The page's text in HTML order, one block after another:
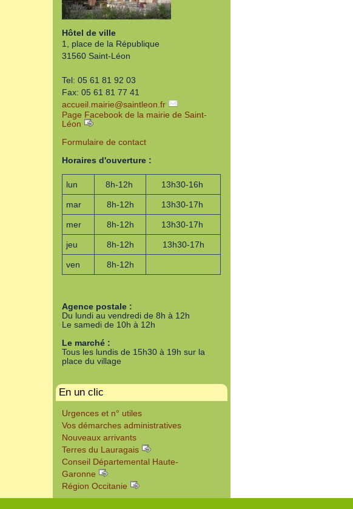
Hôtel de ville
1, place de la République
31560 Saint-Léon
Tel: 05 61 81 92 03
Fax: 05 61 81 77 41
accueil.mairie@saintleon.fr
Page Facebook de la mairie de Saint-
Léon
Formulaire de contact
Horaires d'ouverture :
lun 8h-12h 13h30-16h
mar 8h-12h 13h30-17h
mer 8h-12h 13h30-17h
jeu 8h-12h 13h30-17h
ven 8h-12h
Agence postale :
Du lundi au vendredi de 8h à 12h
Le samedi de 10h à 12h
Le marché :
Tous les lundis de 15h30 à 19h sur la
place du village
En un clic
Urgences et n° utiles
Vos démarches administratives
Nouveaux arrivants
Terres du Lauragais
Conseil Départemental Haute-
Garonne
Région Occitanie